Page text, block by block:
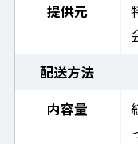
提供元
配送方法
内容量